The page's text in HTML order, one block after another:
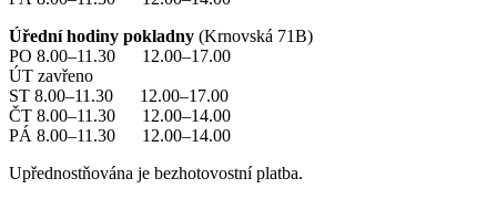
Úřední hodiny pokladny (Krnovská 71B)
PO 8.00–11.30 12.00–17.00
ÚT zavřeno
ST 8.00–11.30 12.00–17.00
ČT 8.00–11.30 12.00–14.00
PÁ 8.00–11.30 12.00–14.00
Upřednostňována je bezhotovostní platba.